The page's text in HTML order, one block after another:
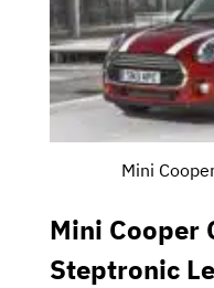
Mini
Mini Cooper
Steptronic